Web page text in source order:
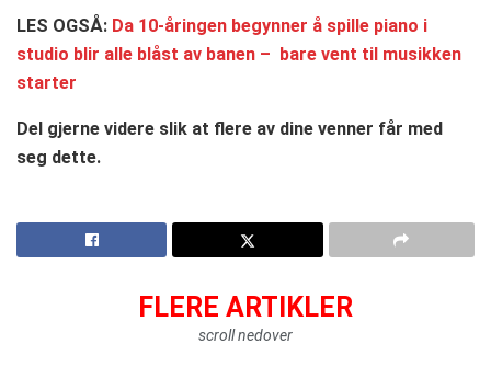
LES OGSÅ: Da 10-åringen begynner å spille piano i
studio blir alle blåst av banen – bare vent til musikken
starter
Del gjerne videre slik at flere av dine venner får med
seg dette.
FLERE ARTIKLER
scroll nedover